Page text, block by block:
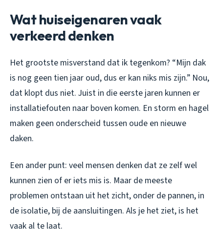
Wat huiseigenaren vaak
verkeerd denken
Het grootste misverstand dat ik tegenkom? “Mijn dak
is nog geen tien jaar oud, dus er kan niks mis zijn.” Nou,
dat klopt dus niet. Juist in die eerste jaren kunnen er
installatiefouten naar boven komen. En storm en hagel
maken geen onderscheid tussen oude en nieuwe
daken.
Een ander punt: veel mensen denken dat ze zelf wel
kunnen zien of er iets mis is. Maar de meeste
problemen ontstaan uit het zicht, onder de pannen, in
de isolatie, bij de aansluitingen. Als je het ziet, is het
vaak al te laat.